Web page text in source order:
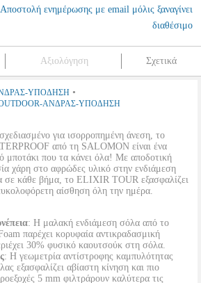
Αποστολή ενημέρωσης με email μόλις ξαναγίνει
διαθέσιμο
Αξιολόγηση Σχετικά
ΥΠΟΔΗΣΗ •
OUTDOOR-ΑΝΔΡΑΣ-ΥΠΟΔΗΣΗ
για ισορροπημένη άνεση, το
από τη SALOMON είναι ένα
μποτάκι που τα κάνει όλα! Με αποδοτική
χάρη στο αφρώδες υλικό στην ενδιάμεση
σε κάθε βήμα, το ELIXIR TOUR εξασφαλίζει
αίσθηση όλη την ημέρα.
: Η μαλακή ενδιάμεση σόλα από το
παρέχει κορυφαία αντικραδασμική
30% φυσικό καουτσούκ στη σόλα.
: Η γεωμετρία αντίστροφης καμπυλότητας
εξασφαλίζει αβίαστη κίνηση και πιο
5 mm φιλτράρουν καλύτερα τις